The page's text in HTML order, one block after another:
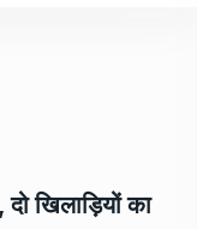
खिलाड़ियों का